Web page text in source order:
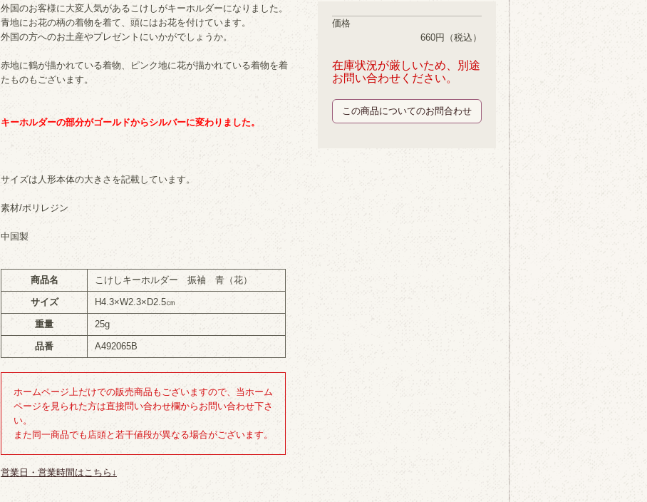
外国のお客様に大変人気があるこけしがキーホルダーになりました。
青地にお花の柄の着物を着て、頭にはお花を付けています。
外国の方へのお土産やプレゼントにいかがでしょうか。
赤地に鶴が描かれている着物、ピンク地に花が描かれている着物を着
たものもございます。
キーホルダーの部分がゴールドからシルバーに変わりました。
サイズは人形本体の大きさを記載しています。
素材/ポリレジン
中国製
商品名 こけしキーホルダー 振袖 青（花）
サイズ H4.3×W2.3×D2.5㎝
重量 25g
品番 A492065B
ホームページ上だけでの販売商品もございますので、当ホーム
ページを見られた方は直接問い合わせ欄からお問い合わせ下さ
い。
また同一商品でも店頭と若干値段が異なる場合がございます。
営業日・営業時間はこちら↓
価格
660円
（税込）
在庫状況が厳しいため、別途
お問い合わせください。
この商品についてのお問合わせ